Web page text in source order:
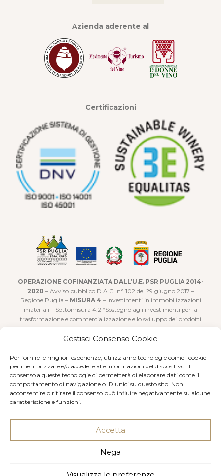
Gestisci Consenso Cookie
Per fornire le migliori esperienze, utilizziamo tecnologie come i cookie
per memorizzare e/o accedere alle informazioni del dispositivo. Il
consenso a queste tecnologie ci permetterà di elaborare dati come il
comportamento di navigazione o ID unici su questo sito. Non
acconsentire o ritirare il consenso può influire negativamente su alcune
caratteristiche e funzioni.
Accetta
Nega
Visualizza le preferenze
Azienda aderente al
Certificazioni
OPERAZIONE COFINANZIATA DALL’U.E. PSR PUGLIA 2014-
2020 – Avviso pubblico D.A.G. n° 102 del 29 giugno 2017 –
Regione Puglia – MISURA 4 – Investimenti in immobilizzazioni
materiali – Sottomisura 4.2 “Sostegno agli investimenti per la
trasformazione e commercializzazione e lo sviluppo dei prodotti
a valere sulla Sottomisura 9.1 – “Costituzione di Associazioni e
Organizzazioni di produttori nei settori agricolo e forestale” PSR
Regione Puglia 2014-2020 Fondo F.E.A.S.R. – Art. 27 Reg (UE)n.
1305/2013.
00092380732